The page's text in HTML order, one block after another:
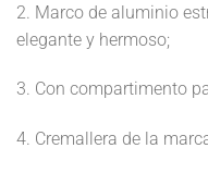
2. Marco de aluminio
elegante y hermoso;
3. Con compartimento
4. Cremallera de la